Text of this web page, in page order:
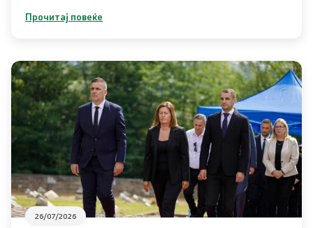
Регистри
Листа согласно закон за квалитет на воздух
Информации
Национални извештаи
Меѓународни извештаи
е-Портали
Прочитај повеќе
26/07/2026